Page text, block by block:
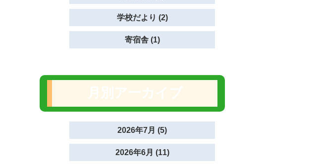
学校だより (2)
寄宿舎 (1)
2026年7月 (5)
2026年6月 (11)